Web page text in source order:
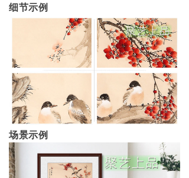
细节示例
场景示例